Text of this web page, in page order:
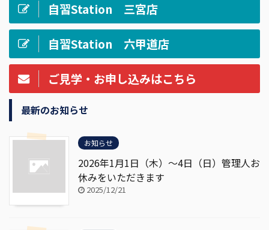
自習Station 三宮店
自習Station 六甲道店
ご見学・お申し込みはこちら
最新のお知らせ
お知らせ
2026年1月1日（木）～4日（日）管理人お
休みをいただきます
2025/12/21